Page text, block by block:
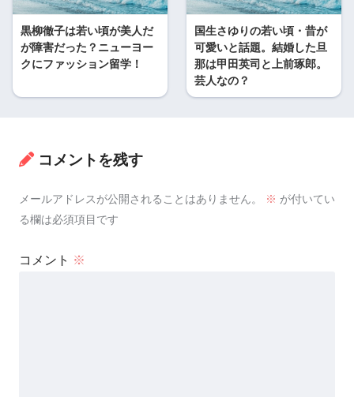
黒柳徹子は若い頃が美人だ
が障害だった？ニューヨー
クにファッション留学！
国生さゆりの若い頃・昔が
可愛いと話題。結婚した旦
那は甲田英司と上前琢郎。
芸人なの？
コメントを残す
メールアドレスが公開されることはありません。 ※ が付いてい
る欄は必須項目です
コメント ※